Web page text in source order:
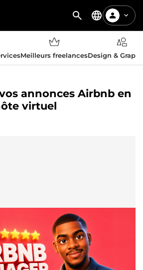
Meilleurs freelancesDesign &
annonces Airbnb en
virtuel